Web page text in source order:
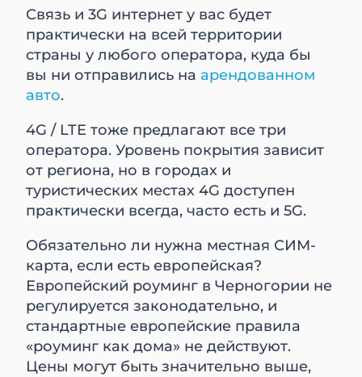
Связь и 3G интернет у вас будет
практически на всей территории
страны у любого оператора, куда бы
вы ни отправились на арендованном
авто.
4G / LTE тоже предлагают все три
оператора. Уровень покрытия зависит
от региона, но в городах и
туристических местах 4G доступен
практически всегда, часто есть и 5G.
Обязательно ли нужна местная СИМ-
карта, если есть европейская?
Европейский роуминг в Черногории не
регулируется законодательно, и
стандартные европейские правила
«роуминг как дома» не действуют.
Цены могут быть значительно выше,